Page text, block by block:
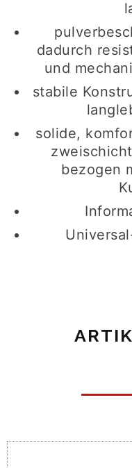
dadurch
und
stabile
solide,
bezogen